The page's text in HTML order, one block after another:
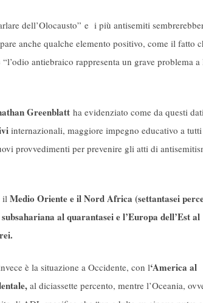
dell’Olocausto” e i più antisemiti
anche qualche elemento positivo, come il fatto
antiebraico rappresenta un grave problema
Greenblatt ha evidenziato come da questi
internazionali, maggiore impegno educativo a
provvedimenti per prevenire gli atti di
il Medio Oriente e il Nord Africa (settantasei
al quarantasei e l’Europa dell’Est al
è la situazione a Occidente, con l‘America al
al diciassette percento, mentre l’Oceania,